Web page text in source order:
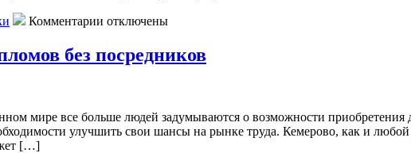
Комментарии отключены
без посредников
мире все больше людей задумываются о возможности
улучшить свои шансы на рынке труда. Кемерово, как и
[…]